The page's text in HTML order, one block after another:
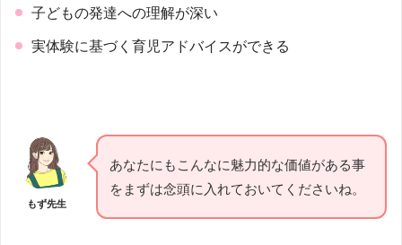
子どもの発達への理解が深い
実体験に基づく育児アドバイスができる
もず先生
あなたにもこんなに魅力的な価値がある事
をまずは念頭に入れておいてくださいね。